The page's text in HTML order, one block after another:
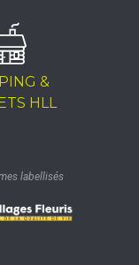
&
HLL
labellisés